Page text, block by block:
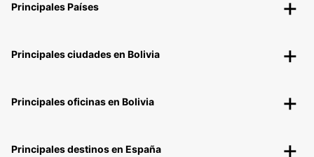
Principales Países
Principales ciudades en Bolivia
Principales oficinas en Bolivia
Principales destinos en España